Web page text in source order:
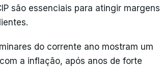
são essenciais para atingir margens
do corrente ano mostram um
a inflação, após anos de forte